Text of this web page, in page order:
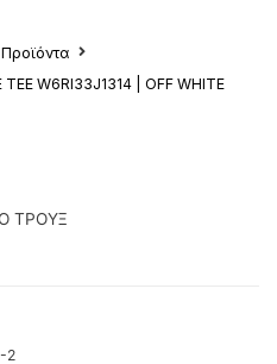
Προϊόντα
TEE W6RI33J1314 | OFF WHITE
ΤΡΟΥΞ
2